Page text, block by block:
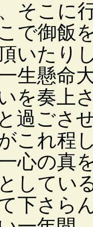
そこに
で御飯
いたり
生懸命
を奏上
過ごさ
これ程
心の真
してい
下さら